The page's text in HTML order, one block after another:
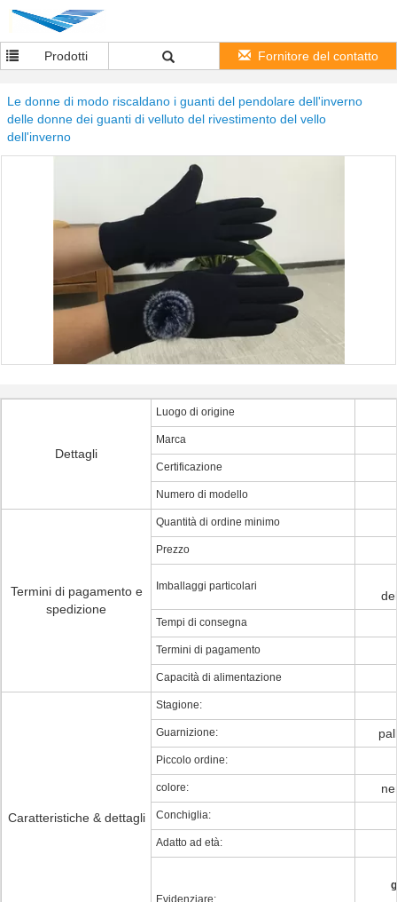
Prodotti Fornitore del contatto
Le donne di modo riscaldano i guanti del pendolare dell'inverno
delle donne dei guanti di velluto del rivestimento del vello
dell'inverno
Dettagli
Luogo di origine
Marca
Certificazione
Numero di modello
Termini di pagamento e
spedizione
Quantità di ordine minimo
Prezzo
Imballaggi particolari
Tempi di consegna
Termini di pagamento
Capacità di alimentazione
Caratteristiche & dettagli
Stagione:
Guarnizione:
Piccolo ordine:
colore:
Conchiglia:
Adatto ad età:
Evidenziare: